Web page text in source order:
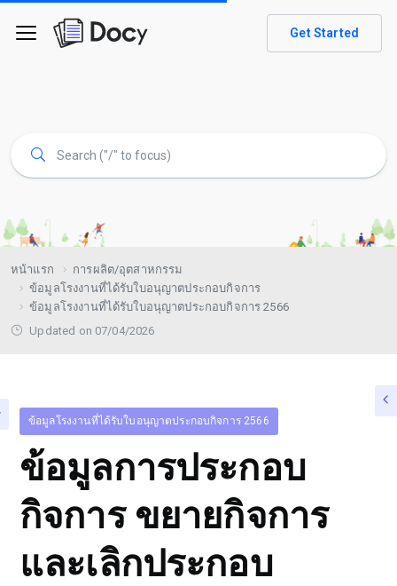
Get Started
หน้าแรก
การผลิต/อุตสาหกรรม
ข้อมูลโรงงานที่ได้รับใบอนุญาตประกอบกิจการ
ข้อมูลโรงงานที่ได้รับใบอนุญาตประกอบกิจการ 2566
Updated on 07/04/2026
ข้อมูลโรงงานที่ได้รับใบอนุญาตประกอบกิจการ 2566
ข้อมูลการประกอบ
กิจการ ขยายกิจการ
และเลิกประกอบ